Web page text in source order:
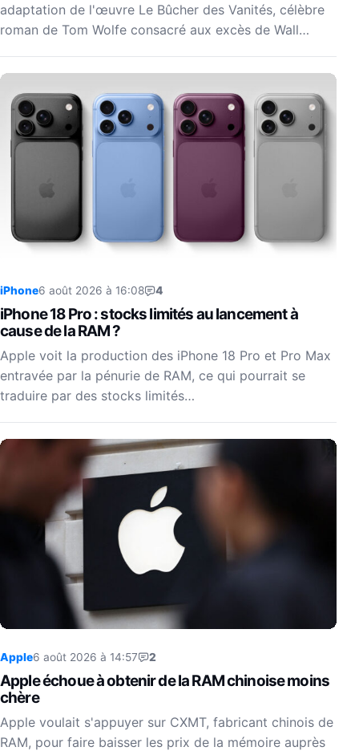
adaptation de l'œuvre Le Bûcher des Vanités, célèbre
roman de Tom Wolfe consacré aux excès de Wall…
iPhone6 août 2026 à 16:08 4
iPhone 18 Pro : stocks limités au lancement à
cause de la RAM ?
Apple voit la production des iPhone 18 Pro et Pro Max
entravée par la pénurie de RAM, ce qui pourrait se
traduire par des stocks limités…
Apple6 août 2026 à 14:57 2
Apple échoue à obtenir de la RAM chinoise moins
chère
Apple voulait s'appuyer sur CXMT, fabricant chinois de
RAM, pour faire baisser les prix de la mémoire auprès